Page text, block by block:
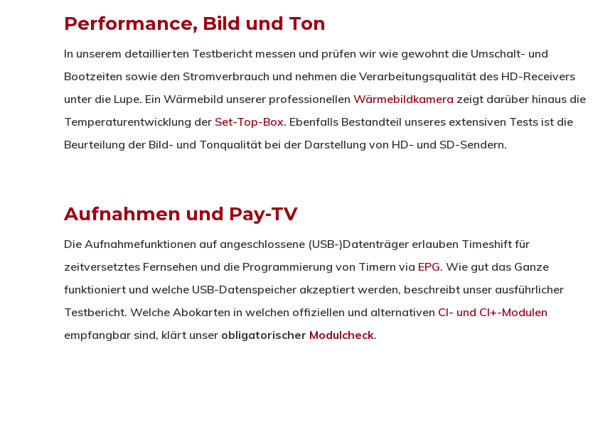
Performance, Bild und Ton
In unserem detaillierten Testbericht messen und prüfen wir wie gewohnt die Umschalt- und
Bootzeiten sowie den Stromverbrauch und nehmen die Verarbeitungsqualität des HD-Receivers
unter die Lupe. Ein Wärmebild unserer professionellen Wärmebildkamera zeigt darüber hinaus die
Temperaturentwicklung der Set-Top-Box. Ebenfalls Bestandteil unseres extensiven Tests ist die
Beurteilung der Bild- und Tonqualität bei der Darstellung von HD- und SD-Sendern.
Aufnahmen und Pay-TV
Die Aufnahmefunktionen auf angeschlossene (USB-)Datenträger erlauben Timeshift für
zeitversetztes Fernsehen und die Programmierung von Timern via EPG. Wie gut das Ganze
funktioniert und welche USB-Datenspeicher akzeptiert werden, beschreibt unser ausführlicher
Testbericht. Welche Abokarten in welchen offiziellen und alternativen CI- und CI+-Modulen
empfangbar sind, klärt unser obligatorischer Modulcheck.